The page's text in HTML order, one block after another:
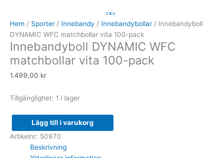
Hem / Sporter / Innebandy / Innebandybollar / Innebandyboll
DYNAMIC WFC matchbollar vita 100-pack
Innebandyboll DYNAMIC WFC
matchbollar vita 100-pack
1.499,00 kr
Tillgänglighet: 1 i lager
WFC
matchbollar
vita
pack
mängd
Lägg till i varukorg
Artikelnr: 50970
Beskrivning